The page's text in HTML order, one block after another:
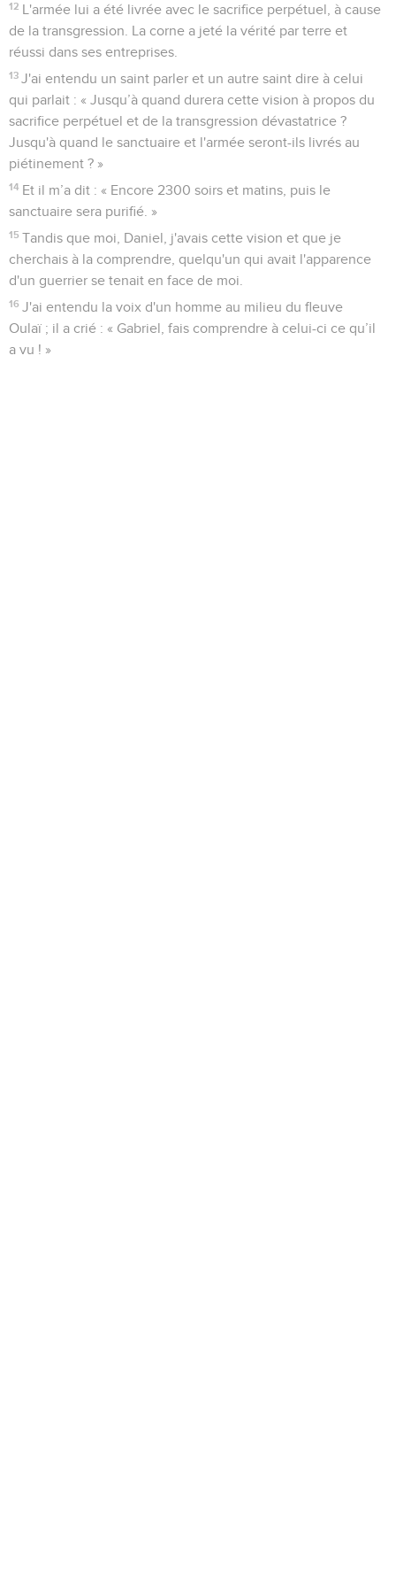
12
L'armée lui a été livrée avec le sacrifice perpétuel, à cause
de la transgression. La corne a jeté la vérité par terre et
réussi dans ses entreprises.
13 J'ai entendu un saint parler et un autre saint dire à celui
qui parlait : « Jusqu’à quand durera cette vision à propos du
sacrifice perpétuel et de la transgression dévastatrice ?
Jusqu'à quand le sanctuaire et l'armée seront-ils livrés au
piétinement ? »
14 Et il m’a dit : « Encore 2300 soirs et matins, puis le
sanctuaire sera purifié. »
15 Tandis que moi, Daniel, j'avais cette vision et que je
cherchais à la comprendre, quelqu'un qui avait l'apparence
d'un guerrier se tenait en face de moi.
16 J'ai entendu la voix d'un homme au milieu du fleuve
Oulaï ; il a crié : « Gabriel, fais comprendre à celui-ci ce qu’il
a vu ! »